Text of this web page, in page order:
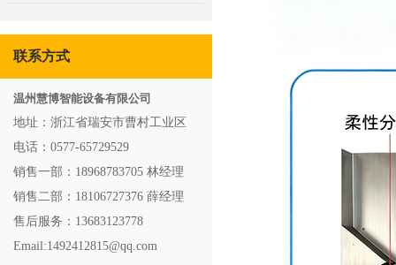
联系方式
温州慧博智能设备有限公司
地址：浙江省瑞安市曹村工业区
电话：0577-65729529
销售一部：18968783705 林经理
销售二部：18106727376 薛经理
售后服务：13683123778
Email:1492412815@qq.com